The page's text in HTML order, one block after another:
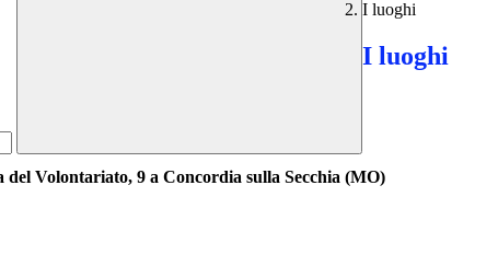
I luoghi
I luoghi
del Volontariato, 9 a Concordia sulla Secchia (MO)